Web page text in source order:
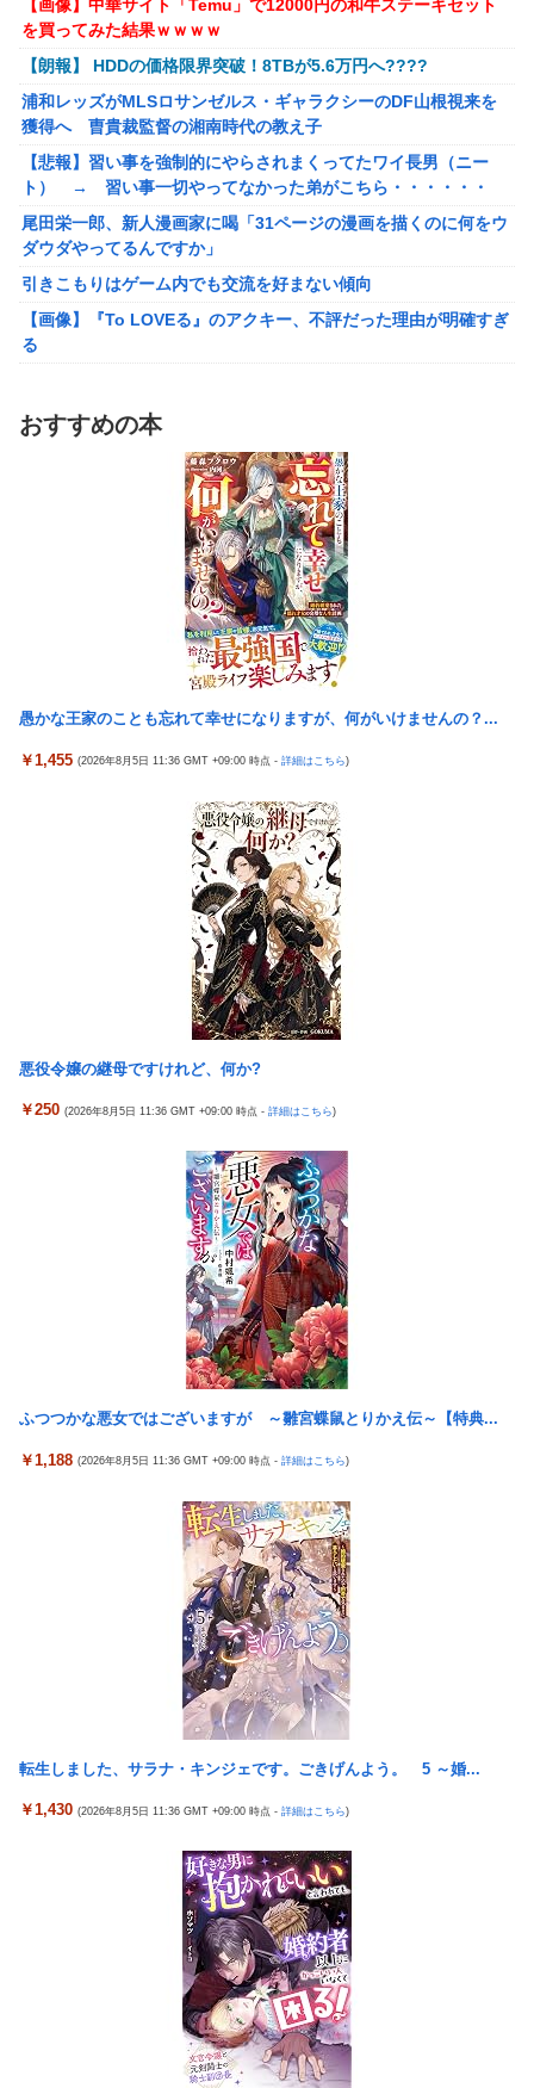
全滅出来るという事実・・・
お前らが思うバカゲーて何？
成人向けゲーム『ヤリステ メスブター』開発者絶望、銀行
がsteamからの入金を拒否→金が入ってなくても売上金額分
の納税義務あり
【画像】泉「セラス！開けてくれ！セラァス!!」【ラブライ
ブ！蓮ノ空】
除霊ゲームさん、泣く泣くクソアプデしてしまう
遠方の海岸にヒグマを発見→Pixelの100倍ズームで撮影したら…
【悲報】デジタル化についていけない人たち、ガチで社会から取
り残され始める
オンワード、熊本地震を受け社内ルールを大幅変更
高市首相の被災地動画に批判…木原官房長官「BGMも情報発信の
一つ」
【朗報】マンジャラーワイ、マンジャロ使用して8週間たった結
果
ココリコ遠藤妻「家のエアコン全部変えたら300万円。高すぎま
せんか？」
【悲報】俺、「株の損失」が凄すぎて死にたい・・・
専門家「日本車はダサい、見てて恥ずかしい」
ｽﾀｯﾌに制止されなかった」日本「部長が連絡後の店員行動を証言
（謎」イオン「再入館可能の事実ない」→
【悲報】若者「転勤とか無理」→企業、ついに制度を変え始める
病気でウィッグと知った途端、女性社員を無視＆最低の性的暴言
を吐く会社男たち！裏で告発した結果、部署解体＆異動で減給の
地獄を見ることにｗｗ←人として最低限の倫理観すら欠如してる
通学電車でイキリオタク3人組にイヤホン抜かれて「違法サイト
で見るな！」と絡まれた→「Netflixですが…？」と返したらキョ
ドって別車両へ逃走…20代にもなって群れてイキってくんな
【悲報】落語家、亡くなったタレントからいじめられた過去を告
白する…
www
【画像】人気漫画「サンキューピッチ」6巻の表紙、えちえちす
【世も末】セクシー女優「熊本に300万円寄付」→ (ヽ´ん`)「汚い
【速報】ジャンポケ斎藤、求刑7年で逝く。実刑確実か
海外「世界で日本を死守するぞ！」 日本の消防署を訪れたちびっ
子集団が世界をメロメロに
海外「全部日本の真似だったのか…」 日本の普通のテレビ番組が
ｗ
トランプ大統領「日本が助けを求めてきた！」
内閣広報官「高市総理が避難所を３分しか視察しなかったなんて
デマ！50分いたぞ😡」 →事実上の視察は数分で正解
韓国人の対日好感度が過去最高に、「ノージャパン」は終わっ
た？＝ネット「中国より100倍いい」
【速報】米軍、主要迎撃ミサイルの80％使い果たす 米軍高官「今
の米国は危険な水準」
ホンダ、営業利益5307億円で過去最高を記録
るなら他の方々の要望などを伝えると思う」 ネット「とうとう気
に食わない避難者disを始...
【朗報】「実質賃金」、6カ月連続プラスｗｗｗｗｗ
【朗報】最新台「eエデンズゼロ」わずか1時間48分で一撃9万
5000発コンプリートを達成してしまうｗ 究極LT期待出玉2万発
超えの現行最強スペックは伊達じゃないな…
近所のコープにいる爺さん、隙あらば「他人のカゴ」に商品を入
【ガンプラ再販】 HG「ジェスタ (シェザール隊仕様 A班装備)」
「ジェスタ (シェザール隊仕様 B&C班装備)」【11時予約開始】
【崩壊:スターレイル】Gift+シリーズ「ファイノン 列車周遊記
Ver.」フィギュア【予約開始】
【アークナイツ】Cutiesシリーズ「アンジェリーナ」「テキー
ラ」デフォルメフィギュア【彩色原型公開】
【崩壊:スターレイル】ミートス「火花」フィギュア【予約開始】
【艦これ】みんなもう終わってそうだから聞くんだけど E3-2って
サブの穴が空いてないダイハツ駆逐並べて 高速＋とかしてるとア
【画像】中華サイト「Temu」で12000円の和牛ステーキセット
を買ってみた結果ｗｗｗｗ
【朗報】 HDDの価格限界突破！8TBが5.6万円へ????
浦和レッズがMLSロサンゼルス・ギャラクシーのDF山根視来を
獲得へ 曺貴裁監督の湘南時代の教え子
【悲報】習い事を強制的にやらされまくってたワイ長男（ニー
ト） → 習い事一切やってなかった弟がこちら・・・・・・
尾田栄一郎、新人漫画家に喝「31ページの漫画を描くのに何をウ
ダウダやってるんですか」
引きこもりはゲーム内でも交流を好まない傾向
【画像】『To LOVEる』のアクキー、不評だった理由が明確すぎ
る
【動画】 奇跡の原石！！！女の子がイク姿を公開！乳首ピンピン
でマ●コ濡れ濡れの姿が凄い！
【悲報】デジタル化についていけない人たち、ガチで社会から取
オンワード、熊本地震を受け社内ルールを大幅変更
高市首相の被災地動画に批判…木原官房長官「BGMも情報発信の
日本の永住権、ガチで取得困難へ…外国人「もう日本は諦める」
【悲報】若者「転勤とか無理」→企業、ついに制度を変え始める
病気でウィッグと知った途端、女性社員を無視＆最低の性的暴言
を吐く会社男たち！裏で告発した結果、部署解体＆異動で減給の
通学電車でイキリオタク3人組にイヤホン抜かれて「違法サイト
で見るな！」と絡まれた→「Netflixですが…？」と返したらキョ
ドって別車両へ逃走…20代にもなって群れてイキってくんな
【朗報】「実質賃金」、6カ月連続プラスｗｗｗｗｗ
【朗報】最新台「eエデンズゼロ」わずか1時間48分で一撃9万
5000発コンプリートを達成してしまうｗ 究極LT期待出玉2万発
超えの現行最強スペックは伊達じゃないな…
近所のコープにいる爺さん、隙あらば「他人のカゴ」に商品を入
パチンコ店「今日がグランドオープンから15周年記念日です！」
←ワイ「五万負けてます」
【艦これ】みんなもう終わってそうだから聞くんだけど E3-2って
サブの穴が空いてないダイハツ駆逐並べて 高速＋とかしてるとア
【艦これ】酔って妹に絡むアブルッツィ 他
【艦これ】今回のかわいい大賞は決まった
【二次エ□】 信濃(アズールレーン)ママの服の中でばぶばぶ甘え
される 逮捕の数日前に釈放されたばかりなのに即再犯
年商10億円を超える「ひとり親方」が激増、Mac miniを大量購
【閲覧注意】 部族に捕まった人間の殺され方、ギャングや麻薬カ
ルテルの10倍恐ろしいと話題に
実際のところ中国って日本をどうしたいんやろな？
体調不良で休んでパチンコ通ってたら、数十日単位の証拠写真撮
られて会社クビになった
内閣広報官「高市総理が避難所を３分しか視察しなかったなんて
デマ！50分いたぞ😡」 →しかし事実上の視察は数分で正解
内閣広報官「高市総理が避難所を３分しか視察しなかったなんて
デマ！50分いたぞ😡」 →しかし事実上の視察は数分で正解
除霊ゲームさん、泣く泣くクソアプデしてしまう
季無冠でも初受賞か!?海外ファンが考える本命とは!?【海外の反
【朗報】オルタニキは欲しいもの全部もらったな
【ウマ娘】アスリート的な美しさがあるスーパークリーク、いい
おすすめの本
愚かな王家のことも忘れて幸せになりますが、何がいけませんの？...
￥1,455 (2026年8月5日 11:36 GMT +09:00 時点 - 詳細はこちら)
悪役令嬢の継母ですけれど、何か?
￥250 (2026年8月5日 11:36 GMT +09:00 時点 - 詳細はこちら)
ふつつかな悪女ではございますが ～雛宮蝶鼠とりかえ伝～【特典...
￥1,188 (2026年8月5日 11:36 GMT +09:00 時点 - 詳細はこちら)
転生しました、サラナ・キンジェです。ごきげんよう。 5 ～婚...
￥1,430 (2026年8月5日 11:36 GMT +09:00 時点 - 詳細はこちら)